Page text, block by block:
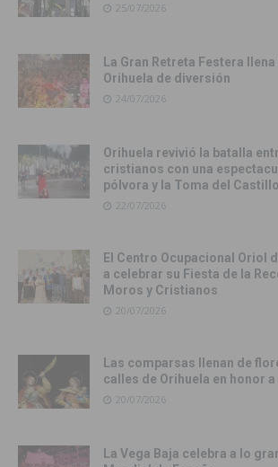
25/07/2026
La Gran Retreta Festera
Orihuela de diversión
24/07/2026
Orihuela revivió la batalla
cristianos con una
pólvora y la Toma del Castillo
22/07/2026
El Centro Ocupacional Oriol
a celebrar su Fiesta de la
Moros y Cristianos
20/07/2026
Las comparsas llenan de
calles de Orihuela en honor
20/07/2026
La Vega Baja celebra a lo